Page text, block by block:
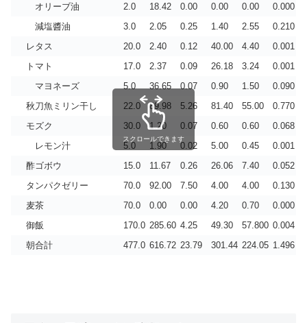
オリーブ油
2.0 18.42 0.00 0.00 0.00
0.000
減塩醬油
3.0 2.05 0.25 1.40 2.55
0.210
レタス
20.0 2.40 0.12 40.00 4.40
0.001
トマト
17.0 2.37 0.09 26.18 3.24
0.001
マヨネーズ
5.0 36.65 0.07 0.90 1.50
0.090
秋刀魚ミリン干し
22.0 89.98 5.26 81.40 55.00
0.770
モズク
30.0 1.20 0.07 0.60 0.60
0.068
レモン汁
5.0 1.90 0.02 5.00 0.45
0.001
酢ゴボウ
15.0 11.67 0.26 26.06 7.40
0.052
タンパクゼリー
70.0 92.00 7.50 4.00 4.00
0.130
麦茶
70.0 0.00 0.00 4.20 0.70
0.000
御飯
170.0 285.60 4.25 49.30 57.800 0.004
朝合計
477.0 616.72 23.79 301.44 224.05 1.496
スクロールできます